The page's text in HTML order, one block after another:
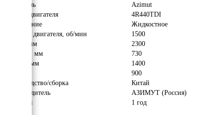
Двигатель
Azimut
Модель двигателя
4R440TDI
Охлаждение
Жидкостное
Обороты двигателя, об/мин
1500
Длина, мм
2300
Ширина, мм
730
Высота, мм
1400
900
Производство/сборка
Китай
Производитель
АЗИМУТ (Россия)
Гарантия
1 год